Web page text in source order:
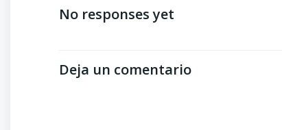
No responses yet
Deja un comentario